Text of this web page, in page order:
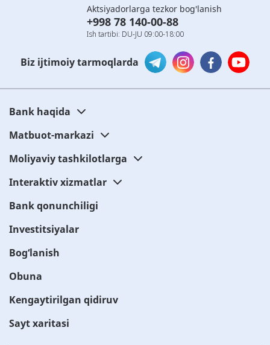
Aktsiyadorlarga tezkor bog'lanish
+998 78 140-00-88
Ish tartibi: DU-JU 09:00-18:00
Biz ijtimoiy tarmoqlarda
Bank haqida
Matbuot-markazi
Moliyaviy tashkilotlarga
Interaktiv xizmatlar
Bank qonunchiligi
Investitsiyalar
Bog‘lanish
Obuna
Kengaytirilgan qidiruv
Sayt xaritasi